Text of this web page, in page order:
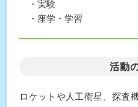
・実験
・座学・学習
活動
ロケットや人工衛星、探査